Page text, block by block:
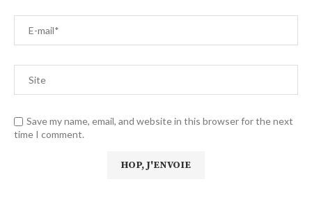
Save my name, email, and website in this browser for the next
time I comment.